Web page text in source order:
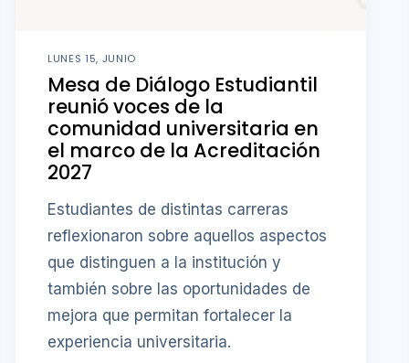
LUNES 15, JUNIO
Mesa de Diálogo Estudiantil
reunió voces de la
comunidad universitaria en
el marco de la Acreditación
2027
Estudiantes de distintas carreras
reflexionaron sobre aquellos aspectos
que distinguen a la institución y
también sobre las oportunidades de
mejora que permitan fortalecer la
experiencia universitaria.